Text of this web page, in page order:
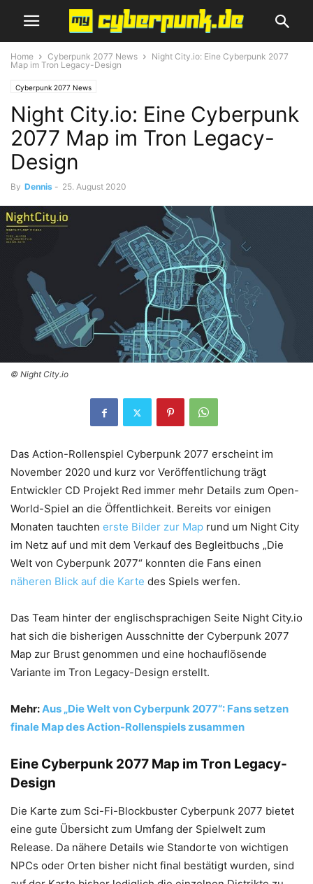
Home Cyberpunk 2077 News
Night City.io: Eine Cyberpunk 2077
Map im Tron Legacy-Design
Cyberpunk 2077 News
Night City.io: Eine Cyberpunk
2077 Map im Tron Legacy-
Design
By Dennis - 25. August 2020
© Night City.io
Das Action-Rollenspiel Cyberpunk 2077 erscheint im
November 2020 und kurz vor Veröffentlichung trägt
Entwickler CD Projekt Red immer mehr Details zum Open-
World-Spiel an die Öffentlichkeit. Bereits vor einigen
Monaten tauchten erste Bilder zur Map rund um Night City
im Netz auf und mit dem Verkauf des Begleitbuchs „Die
Welt von Cyberpunk 2077“ konnten die Fans einen
näheren Blick auf die Karte des Spiels werfen.
Das Team hinter der englischsprachigen Seite Night City.io
hat sich die bisherigen Ausschnitte der Cyberpunk 2077
Map zur Brust genommen und eine hochauflösende
Variante im Tron Legacy-Design erstellt.
Mehr:Aus „Die Welt von Cyberpunk 2077“: Fans setzen
finale Map des Action-Rollenspiels zusammen
Eine Cyberpunk 2077 Map im Tron Legacy-
Design
Die Karte zum Sci-Fi-Blockbuster Cyberpunk 2077 bietet
eine gute Übersicht zum Umfang der Spielwelt zum
Release. Da nähere Details wie Standorte von wichtigen
NPCs oder Orten bisher nicht final bestätigt wurden, sind